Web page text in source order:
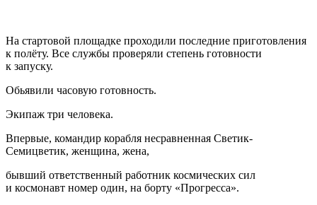
На стартовой площадке проходили последние приготовления
к полёту. Все службы проверяли степень готовности
к запуску.
Обьявили часовую готовность.
Экипаж три человека.
Впервые, командир корабля несравненная Светик-
Семицветик, женщина, жена,
бывший ответственный работник космических сил
и космонавт номер один, на борту «Прогресса».